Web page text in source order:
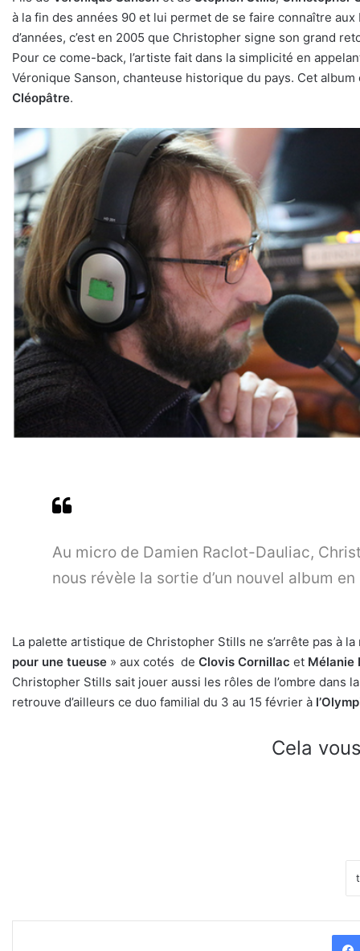
à la fin des années 90 et lui permet de se faire connaître
d’années, c’est en 2005 que Christopher signe son grand
Pour ce come-back, l’artiste fait dans la simplicité en
Véronique Sanson, chanteuse historique du pays. Cet
Cléopâtre.
Au micro de Damien Raclot-Dauliac,
nous révèle la sortie d’un nouvel album en
La palette artistique de Christopher Stills ne s’arrête pas à
pour une tueuse » aux cotés de Clovis Cornillac et Mélanie
Christopher Stills sait jouer aussi les rôles de l’ombre dans
retrouve d’ailleurs ce duo familial du 3 au 15 février à
Cela